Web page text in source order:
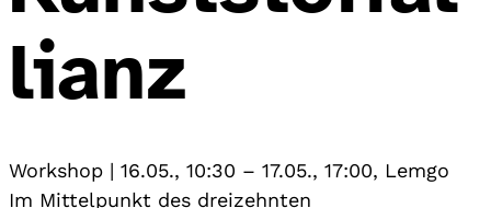
lianz
Workshop | 16.05., 10:30 – 17.05., 17:00, Lemgo
Im Mittelpunkt des dreizehnten